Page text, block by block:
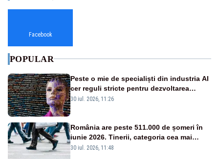
Facebook
POPULAR
Peste o mie de specialiști din industria AI
cer reguli stricte pentru dezvoltarea
inteligenței artificiale
30 iul. 2026, 11:26
România are peste 511.000 de șomeri în
iunie 2026. Tinerii, categoria cea mai
afectată
30 iul. 2026, 11:48